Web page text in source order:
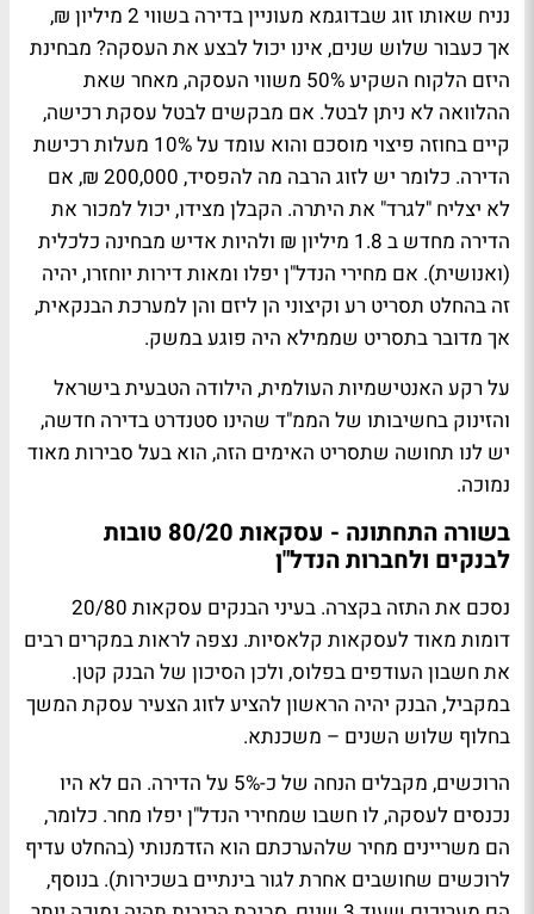
נניח שאותו זוג שבדוגמא מעוניין בדירה בשווי 2 מיליון ₪,
אך כעבור שלוש שנים, אינו יכול לבצע את העסקה? מבחינת
היזם הלקוח השקיע 50% משווי העסקה, מאחר שאת
ההלוואה לא ניתן לבטל. אם מבקשים לבטל עסקת רכישה,
קיים בחוזה פיצוי מוסכם והוא עומד על 10% מעלות רכישת
הדירה. כלומר יש לזוג הרבה מה להפסיד, 200,000 ₪, אם
לא יצליח "לגרד" את היתרה. הקבלן מצידו, יכול למכור את
הדירה מחדש ב 1.8 מיליון ₪ ולהיות אדיש מבחינה כלכלית
(ואנושית). אם מחירי הנדל"ן יפלו ומאות דירות יוחזרו, יהיה
זה בהחלט תסריט רע וקיצוני הן ליזם והן למערכת הבנקאית,
אך מדובר בתסריט שממילא היה פוגע במשק.
על רקע האנטישמיות העולמית, הילודה הטבעית בישראל
והזינוק בחשיבותו של הממ"ד שהינו סטנדרט בדירה חדשה,
יש לנו תחושה שתסריט האימים הזה, הוא בעל סבירות מאוד
נמוכה.
בשורה התחתונה - עסקאות 80/20 טובות
לבנקים ולחברות הנדל"ן
נסכם את התזה בקצרה. בעיני הבנקים עסקאות 20/80
דומות מאוד לעסקאות קלאסיות. נצפה לראות במקרים רבים
את חשבון העודפים בפלוס, ולכן הסיכון של הבנק קטן.
במקביל, הבנק יהיה הראשון להציע לזוג הצעיר עסקת המשך
בחלוף שלוש השנים – משכנתא.
הרוכשים, מקבלים הנחה של כ-5% על הדירה. הם לא היו
נכנסים לעסקה, לו חשבו שמחירי הנדל"ן יפלו מחר. כלומר,
הם משריינים מחיר שלהערכתם הוא הזדמנותי (בהחלט עדיף
לרוכשים שחושבים אחרת לגור בינתיים בשכירות). בנוסף,